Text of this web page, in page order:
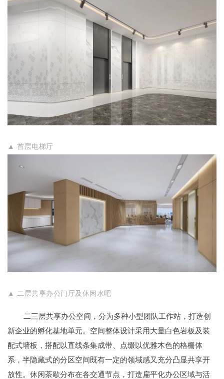
▲ 首层电梯厅
▲ 二层共享办公门厅及休闲水吧
二三层共享办公空间，分为多种小型团队工作站，打造创
新企业的孵化基地单元。空间整体设计采用大量白色岩板及装
配式墙板，搭配以直线条集成带、点缀以优雅木色的格栅体
系，半隐藏式的分区空间既有一定的领域感又充分凸显共享开
放性。 休闲茶歇分布在各交通节点，打造扁平化办公区域与活